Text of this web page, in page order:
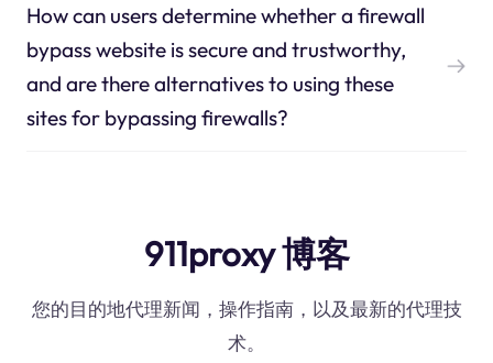
How can users determine whether a firewall
bypass website is secure and trustworthy,
and are there alternatives to using these
sites for bypassing firewalls?
911proxy 博客
您的目的地代理新闻，操作指南，以及最新的代理技
术。